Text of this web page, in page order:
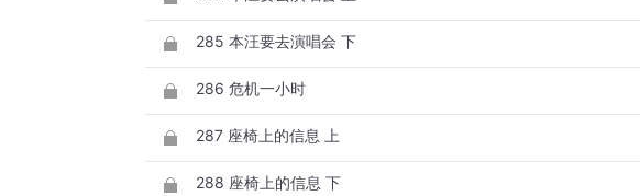
285 本汪要去演唱会 下
286 危机一小时
287 座椅上的信息 上
288 座椅上的信息 下